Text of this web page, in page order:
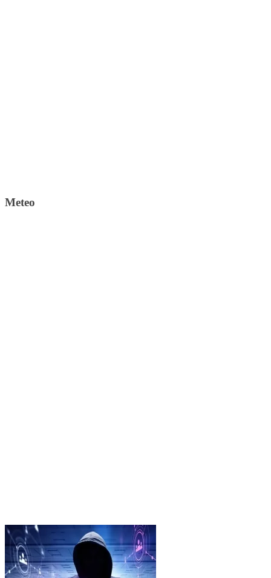
Meteo